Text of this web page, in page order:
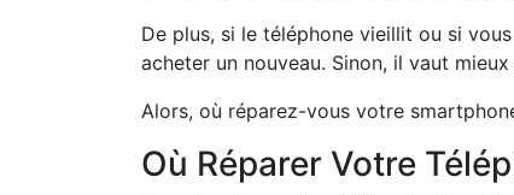
De plus, si le téléphone vieillit ou si
acheter un nouveau. Sinon, il vaut
Alors, où réparez-vous votre
Où Réparer Votre